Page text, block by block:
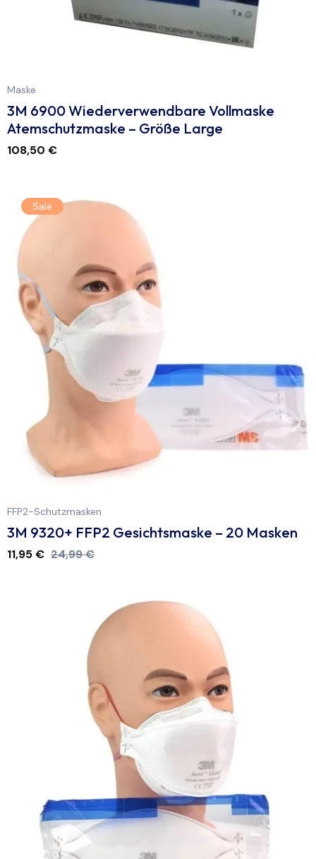
Maske
3M 6900 Wiederverwendbare Vollmaske
Atemschutzmaske – Größe Large
108,50 €
Sale
FFP2-Schutzmasken
3M 9320+ FFP2 Gesichtsmaske – 20 Masken
11,95€ 24,99€